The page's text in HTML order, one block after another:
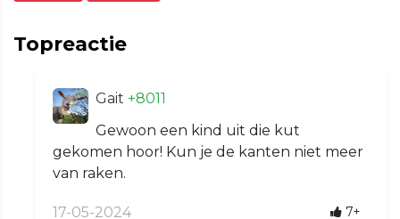
Topreactie
Gait +8011
Gewoon een kind uit die kut
gekomen hoor! Kun je de kanten niet meer
van raken.
17-05-2024 7+